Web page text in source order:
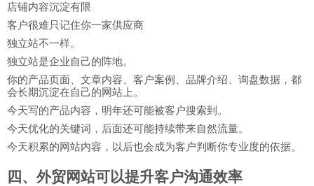
店铺内容沉淀有限
客户很难只记住你一家供应商
独立站不一样。
独立站是企业自己的阵地。
你的产品页面、文章内容、客户案例、品牌介绍、询盘数据，都
会长期沉淀在自己的网站上。
今天写的产品内容，明年还可能被客户搜索到。
今天优化的关键词，后面还可能持续带来自然流量。
今天积累的网站内容，以后也会成为客户判断你专业度的依据。
四、外贸网站可以提升客户沟通效率